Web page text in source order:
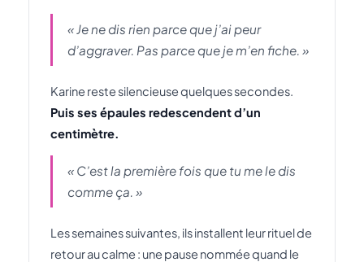
« Je ne dis rien parce que j’ai peur
d’aggraver. Pas parce que je m’en fiche. »
Karine reste silencieuse quelques secondes.
Puis ses épaules redescendent d’un
centimètre.
« C’est la première fois que tu me le dis
comme ça. »
Les semaines suivantes, ils installent leur rituel de
retour au calme : une pause nommée quand le